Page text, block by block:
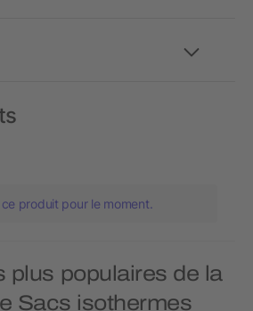
produit pour le moment.
plus populaires de la
Sacs isothermes